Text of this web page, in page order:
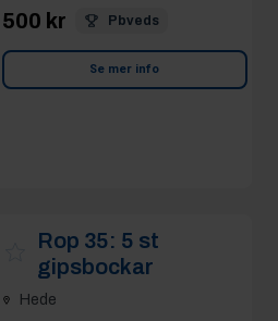
500 kr Pbveds
Se mer info
Rop 35: 5 st
gipsbockar
Hede